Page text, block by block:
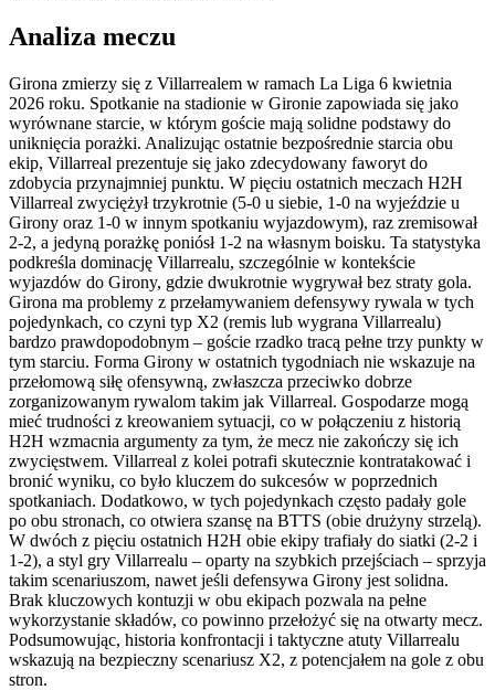
Analiza meczu
Girona zmierzy się z Villarrealem w ramach La Liga 6 kwietnia
2026 roku. Spotkanie na stadionie w Gironie zapowiada się jako
wyrównane starcie, w którym goście mają solidne podstawy do
uniknięcia porażki. Analizując ostatnie bezpośrednie starcia obu
ekip, Villarreal prezentuje się jako zdecydowany faworyt do
zdobycia przynajmniej punktu. W pięciu ostatnich meczach H2H
Villarreal zwyciężył trzykrotnie (5-0 u siebie, 1-0 na wyjeździe u
Girony oraz 1-0 w innym spotkaniu wyjazdowym), raz zremisował
2-2, a jedyną porażkę poniósł 1-2 na własnym boisku. Ta statystyka
podkreśla dominację Villarrealu, szczególnie w kontekście
wyjazdów do Girony, gdzie dwukrotnie wygrywał bez straty gola.
Girona ma problemy z przełamywaniem defensywy rywala w tych
pojedynkach, co czyni typ X2 (remis lub wygrana Villarrealu)
bardzo prawdopodobnym – goście rzadko tracą pełne trzy punkty w
tym starciu. Forma Girony w ostatnich tygodniach nie wskazuje na
przełomową siłę ofensywną, zwłaszcza przeciwko dobrze
zorganizowanym rywalom takim jak Villarreal. Gospodarze mogą
mieć trudności z kreowaniem sytuacji, co w połączeniu z historią
H2H wzmacnia argumenty za tym, że mecz nie zakończy się ich
zwycięstwem. Villarreal z kolei potrafi skutecznie kontratakować i
bronić wyniku, co było kluczem do sukcesów w poprzednich
spotkaniach. Dodatkowo, w tych pojedynkach często padały gole
po obu stronach, co otwiera szansę na BTTS (obie drużyny strzelą).
W dwóch z pięciu ostatnich H2H obie ekipy trafiały do siatki (2-2 i
1-2), a styl gry Villarrealu – oparty na szybkich przejściach – sprzyja
takim scenariuszom, nawet jeśli defensywa Girony jest solidna.
Brak kluczowych kontuzji w obu ekipach pozwala na pełne
wykorzystanie składów, co powinno przełożyć się na otwarty mecz.
Podsumowując, historia konfrontacji i taktyczne atuty Villarrealu
wskazują na bezpieczny scenariusz X2, z potencjałem na gole z obu
stron.